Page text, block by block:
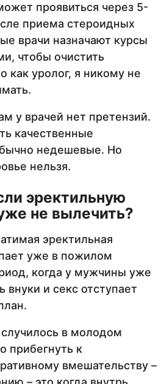
проявиться через 5-
приема стероидных
врачи назначают курсы
чтобы очистить
как уролог, я никому не
у врачей нет претензий.
качественные
недешевые. Но
нельзя.
эректильную
не вылечить?
эректильная
уже в пожилом
когда у мужчины уже
внуки и секс отступает
в молодом
прибегнуть к
вмешательству –